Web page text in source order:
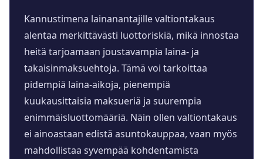
Kannustimena lainanantajille valtiontakaus
alentaa merkittävästi luottoriskiä, mikä innostaa
heitä tarjoamaan joustavampia laina- ja
takaisinmaksuehtoja. Tämä voi tarkoittaa
pidempiä laina-aikoja, pienempiä
kuukausittaisia maksueriä ja suurempia
enimmäisluottomääriä. Näin ollen valtiontakaus
ei ainoastaan edistä asuntokauppaa, vaan myös
mahdollistaa syvempää kohdentamista